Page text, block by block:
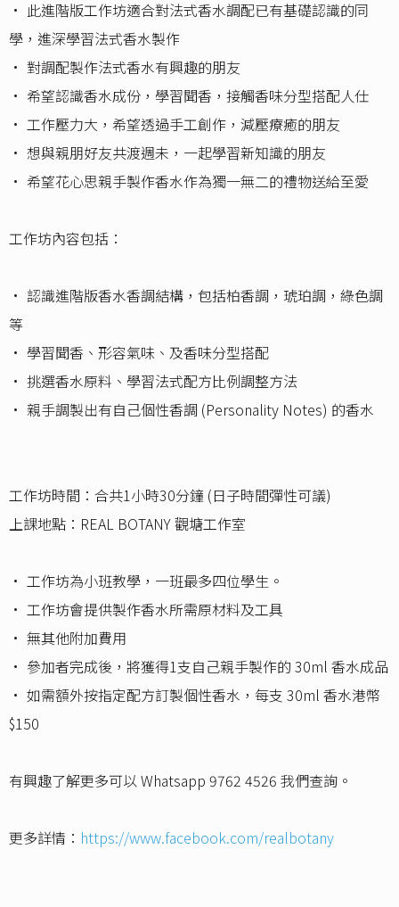
• 此進階版工作坊適合對法式香水調配已有基礎認識的同
學，進深學習法式香水製作
• 對調配製作法式香水有興趣的朋友
• 希望認識香水成份，學習聞香，接觸香味分型搭配人仕
• 工作壓力大，希望透過手工創作，減壓療癒的朋友
• 想與親朋好友共渡週未，一起學習新知識的朋友
• 希望花心思親手製作香水作為獨一無二的禮物送給至愛
工作坊內容包括：
• 認識進階版香水香調結構，包括柏香調，琥珀調，綠色調
等
• 學習聞香、形容氣味、及香味分型搭配
• 挑選香水原料、學習法式配方比例調整方法
• 親手調製出有自己個性香調 (Personality Notes) 的香水
工作坊時間：合共1小時30分鐘 (日子時間彈性可議)
上課地點：REAL BOTANY 觀塘工作室
• 工作坊為小班教學，一班最多四位學生。
• 工作坊會提供製作香水所需原材料及工具
• 無其他附加費用
• 參加者完成後，將獲得1支自己親手製作的 30ml 香水成品
• 如需額外按指定配方訂製個性香水，每支 30ml 香水港幣
$150
有興趣了解更多可以 Whatsapp 9762 4526 我們查詢。
更多詳情： https://www.facebook.com/realbotany